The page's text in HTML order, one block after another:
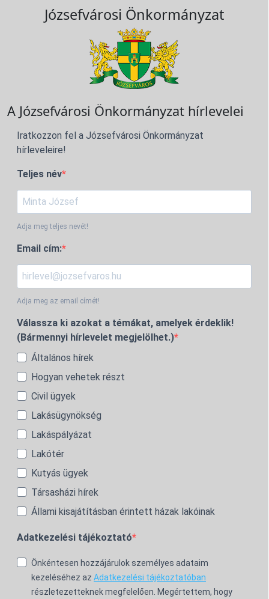
Józsefvárosi Önkormányzat
A Józsefvárosi Önkormányzat hírlevelei
Iratkozzon fel a Józsefvárosi Önkormányzat
hírleveleire!
Teljes név
Adja meg teljes nevét!
Email cím:
Adja meg az email címét!
Válassza ki azokat a témákat, amelyek érdeklik!
(Bármennyi hírlevelet megjelölhet.)
Általános hírek
Hogyan vehetek részt
Civil ügyek
Lakásügynökség
Lakáspályázat
Lakótér
Kutyás ügyek
Társasházi hírek
Állami kisajátításban érintett házak lakóinak
Adatkezelési tájékoztató
Önkéntesen hozzájárulok személyes adataim
kezeléséhez az Adatkezelési tájékoztatóban
részletezetteknek megfelelően. Megértettem, hogy